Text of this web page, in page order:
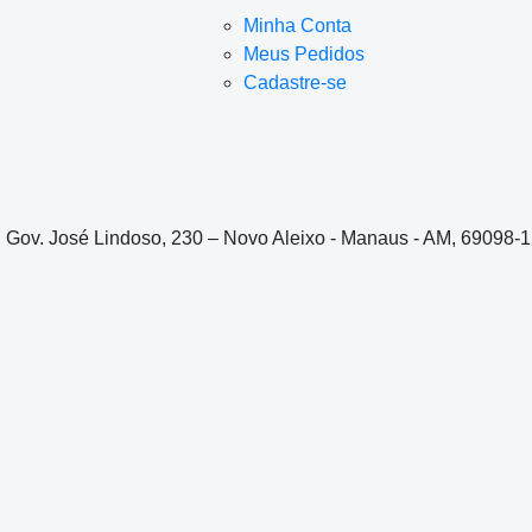
Minha Conta
Meus Pedidos
Cadastre-se
José Lindoso, 230 – Novo Aleixo - Manaus - AM, 69098-